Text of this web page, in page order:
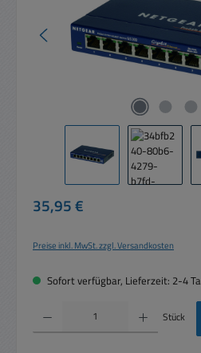
Regulärer Preis:
35,95 €
Preise inkl. MwSt. zzgl. Versandkosten
Sofort verfügbar, Lieferzeit: 2-4
Produkt Anzahl: Gib den gewünschten
Stück